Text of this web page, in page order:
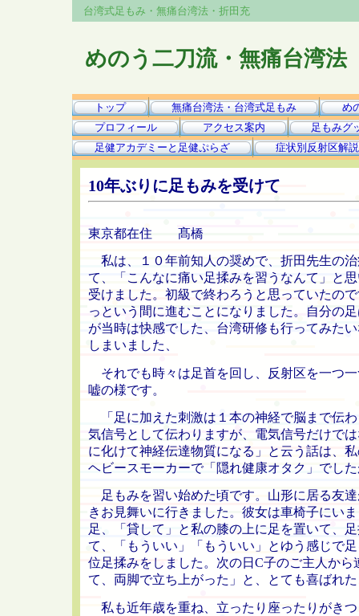
台湾式足もみ・無痛台湾法・折田充
めのう二刀流・無痛台湾法
トップ 無痛台湾法・台湾式足もみ
め
プロフィール
アクセス案内
足もみグ
足健アカデミーと足健ぷらざ
症状別反射区解説
10年ぶりに足もみを受けて
東京都在住 髙橋
私は、１０年前知人の奨めで、折田先生の
て、「こんなに痛い足揉みを習うなんて」と
受けました。初級で終わろうと思っていたの
っという間に進むことになりました。自分の
が当時は快感でした、台湾研修も行ってみた
しまいました、
それでも時々は足首を回し、反射区を一つ
嘘の様です。
「足に加えた刺激は１本の神経で脳まで伝
気信号として伝わりますが、電気信号だけで
に化けて神経伝達物質になる」と云う話は、
ヘビースモーカーで「隠れ健康オタク」でし
足もみを習い始めた頃です。山形に居る友
きお見舞いに行きました。彼女は車椅子にい
足、「貸して」と私の膝の上に足を置いて、
て、「もういい」「もういい」とゆう感じで
位足揉みをしました。次の日C子のご主人か
て、両脚で立ち上がった」と、とても喜ばれ
私も近年歳を重ね、立ったり座ったりがき